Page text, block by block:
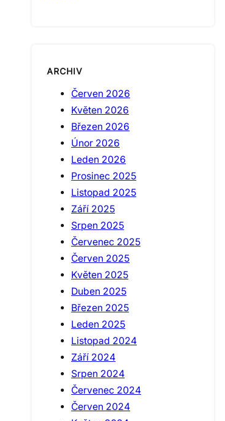
ARCHIV
Červen 2026
Květen 2026
Březen 2026
Únor 2026
Leden 2026
Prosinec 2025
Listopad 2025
Září 2025
Srpen 2025
Červenec 2025
Červen 2025
Květen 2025
Duben 2025
Březen 2025
Leden 2025
Listopad 2024
Září 2024
Srpen 2024
Červenec 2024
Červen 2024